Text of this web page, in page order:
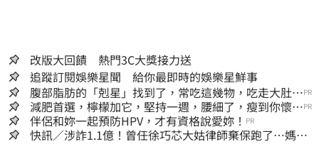
改版大回饋 熱門3C大獎接力送
追蹤訂閱娛樂星聞 給你最即時的娛樂星鮮事
腹部脂肪的「剋星」找到了，常吃這幾物，吃走大肚
囊，瘦出小蠻腰
PR
減肥首選，檸檬加它，堅持一週，腰細了，瘦到你懷疑
人生
PR
伴侶和妳一起預防HPV，才有資格說愛妳！ PR
快訊／涉詐1.1億！曾任徐巧芯大姑律師棄保跑了…媽也